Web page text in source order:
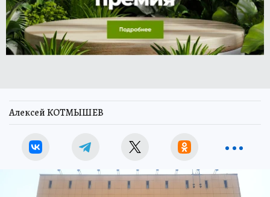
Алексей КОТМЫШЕВ